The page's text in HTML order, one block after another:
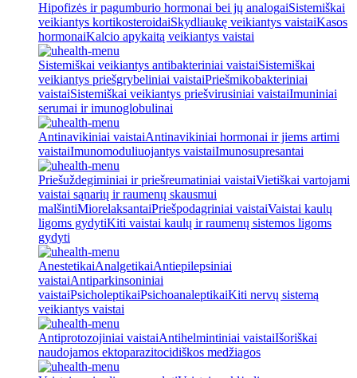
Hipofizės ir pagumburio hormonai bei jų analogaiSistemiškai
veikiantys kortikosteroidaiSkydliaukę veikiantys vaistaiKasos
hormonaiKalcio apykaitą veikiantys vaistai
Sistemiškai veikiantys antibakteriniai vaistaiSistemiškai
veikiantys priešgrybeliniai vaistaiPriešmikobakteriniai
vaistaiSistemiškai veikiantys priešvirusiniai vaistaiImuniniai
serumai ir imunoglobulinai
Antinavikiniai vaistaiAntinavikiniai hormonai ir jiems artimi
vaistaiImunomoduliuojantys vaistaiImunosupresantai
Priešuždegiminiai ir priešreumatiniai vaistaiVietiškai vartojami
vaistai sąnarių ir raumenų skausmui
malšintiMiorelaksantaiPriešpodagriniai vaistaiVaistai kaulų
ligoms gydytiKiti vaistai kaulų ir raumenų sistemos ligoms
gydyti
AnestetikaiAnalgetikaiAntiepilepsiniai
vaistaiAntiparkinsoniniai
vaistaiPsicholeptikaiPsichoanaleptikaiKiti nervų sistemą
veikiantys vaistai
Antiprotozojiniai vaistaiAntihelmintiniai vaistaiIšoriškai
naudojamos ektoparazitocidiškos medžiagos